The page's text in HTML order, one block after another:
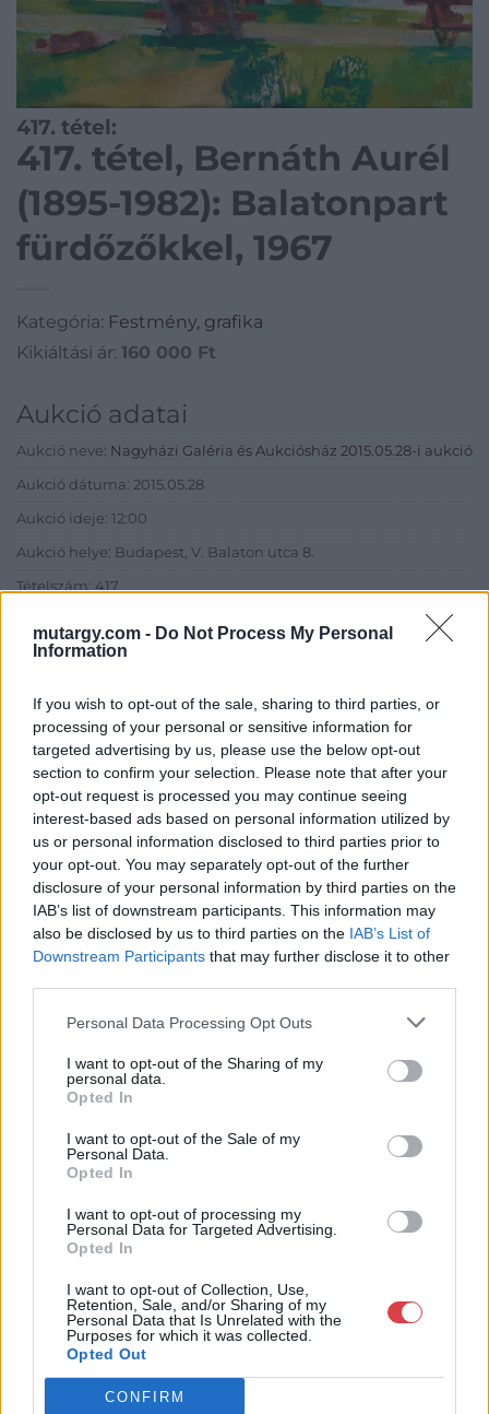
mutargy.com - Do Not Process My Personal
Information
If you wish to opt-out of the sale, sharing to third parties, or
processing of your personal or sensitive information for
targeted advertising by us, please use the below opt-out
section to confirm your selection. Please note that after your
opt-out request is processed you may continue seeing
interest-based ads based on personal information utilized by
us or personal information disclosed to third parties prior to
your opt-out. You may separately opt-out of the further
disclosure of your personal information by third parties on the
IAB’s list of downstream participants. This information may
also be disclosed by us to third parties on the IAB’s List of
Downstream Participants that may further disclose it to other
Personal Data Processing Opt Outs
I want to opt-out of the Sharing of my
personal data.
Opted In
I want to opt-out of the Sale of my
Personal Data.
Opted In
I want to opt-out of processing my
Personal Data for Targeted Advertising.
Opted In
I want to opt-out of Collection, Use,
Retention, Sale, and/or Sharing of my
Personal Data that Is Unrelated with the
Purposes for which it was collected.
Opted Out
CONFIRM
417. tétel:
417. tétel, Bernáth Aurél
(1895-1982): Balatonpart
fürdőzőkkel, 1967
Kategória: Festmény, grafika
Kikiáltási ár: 160 000 Ft
Aukció adatai
Aukció neve: Nagyházi Galéria és Aukciósház 2015.05.28-i aukció
Aukció dátuma: 2015.05.28
Aukció ideje: 12:00
Aukció helye: Budapest, V. Balaton utca 8.
Tételszám: 417
Eladó adatai
Aukciósház
Cím: Müller Márta
Nagyházi Galéria és Aukciósház
Kft.
1055 Budapest, Balaton utca 8.
Telefon: +361 475 6000 +361
4756005
Weboldal:
http://www.nagyhazi.hu
Bemutatkozás: Magas színvonalú festmények és műtárgyak,
gyűjtemények árverezése. Ingyenes értékbecslés. Árveréseinkre
GALÉRIA TOVÁBBI MŰTÁRGYAI
KAPCSOLÓDÓ MŰTÁRGYAK